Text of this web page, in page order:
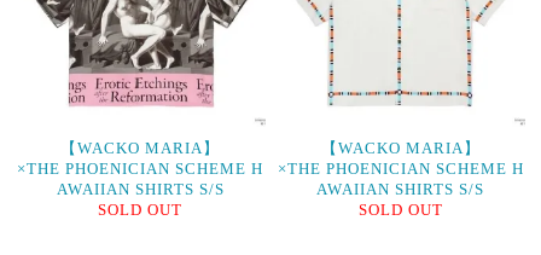
【WACKO MARIA】
×THE PHOENICIAN SCHEME H
AWAIIAN SHIRTS S/S
SOLD OUT
【WACKO MARIA】
×THE PHOENICIAN SCHEME H
AWAIIAN SHIRTS S/S
SOLD OUT